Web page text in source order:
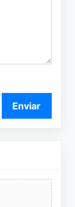
Enviar